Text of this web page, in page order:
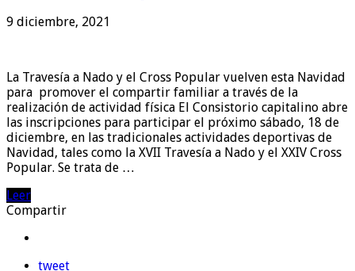
9 diciembre, 2021
La Travesía a Nado y el Cross Popular vuelven esta Navidad
para promover el compartir familiar a través de la
realización de actividad física El Consistorio capitalino abre
las inscripciones para participar el próximo sábado, 18 de
diciembre, en las tradicionales actividades deportivas de
Navidad, tales como la XVII Travesía a Nado y el XXIV Cross
Popular. Se trata de …
Leer
Compartir
tweet